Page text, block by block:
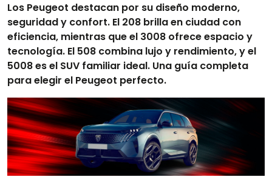
Los Peugeot destacan por su diseño moderno,
seguridad y confort. El 208 brilla en ciudad con
eficiencia, mientras que el 3008 ofrece espacio y
tecnología. El 508 combina lujo y rendimiento, y el
5008 es el SUV familiar ideal. Una guía completa
para elegir el Peugeot perfecto.